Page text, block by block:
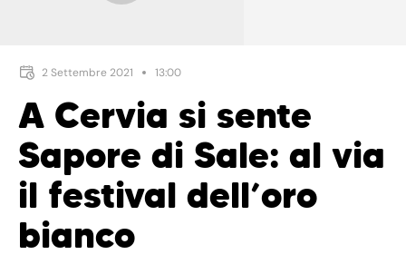
2 Settembre 2021 13:00
A Cervia si sente
Sapore di Sale: al via
il festival dell’oro
bianco